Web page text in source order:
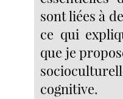
sont liées à
ce qui
que je
cognitive.